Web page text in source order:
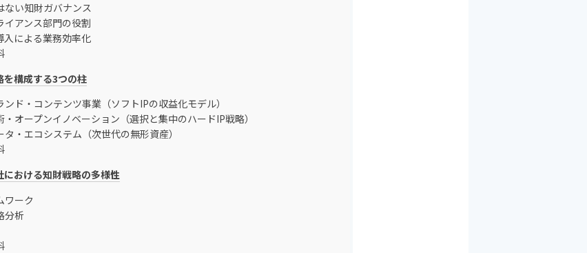
ない知財ガバナンス
イアンス部門の役割
入による業務効率化
を構成する3つの柱
ド・コンテンツ事業（ソフトIPの収益化モデル）
オープンイノベーション（選択と集中のハードIP戦略）
・エコシステム（次世代の無形資産）
における知財戦略の多様性
ワーク
分析